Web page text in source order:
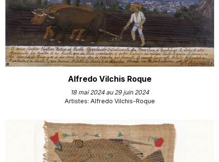
Alfredo Vilchis Roque
18 mai 2024 au 29 juin 2024
Artistes: Alfredo Vilchis-Roque